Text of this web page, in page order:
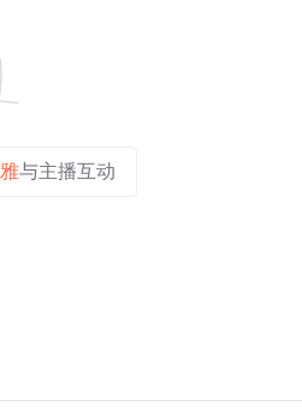
与主播互动